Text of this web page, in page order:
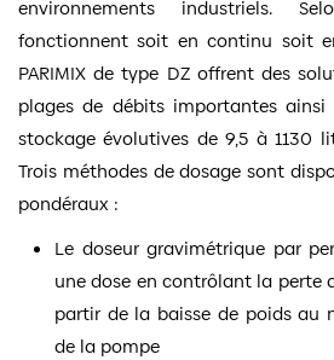
environnements industriels.
fonctionnent soit en continu soit
PARIMIX de type DZ offrent des
plages de débits importantes
stockage évolutives de 9,5 à 1130
Trois méthodes de dosage sont
pondéraux :
Le doseur gravimétrique par
une dose en contrôlant la perte
partir de la baisse de poids au
de la pompe